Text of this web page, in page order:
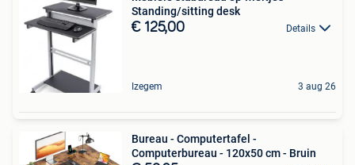
Standing/sitting desk
€ 125,00 Details
Izegem 3 aug 26
Bureau - Computertafel -
Computerbureau - 120x50 cm - Bruin